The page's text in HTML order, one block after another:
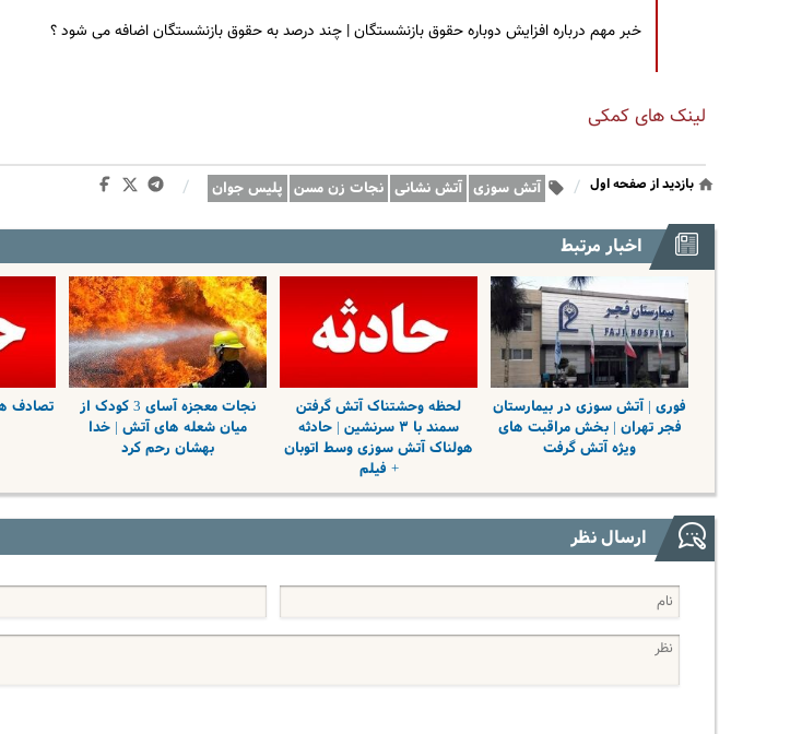
خبر مهم درباره افزایش دوباره حقوق بازنشستگان | چند درصد به حقوق بازنشستگان اضافه می شود ؟
لینک های کمکی
بازدید از صفحه اول / آتش سوزی آتش نشانی نجات زن مسن پلیس جوان /
اخبار مرتبط
فوری | آتش سوزی در بیمارستان
فجر تهران | بخش مراقبت های
ویژه آتش گرفت
لحظه وحشتناک آتش گرفتن
سمند با ۳ سرنشین | حادثه
هولناک آتش سوزی وسط اتوبان
+ فیلم
نجات معجزه آسای 3 کودک از
میان شعله های آتش | خدا
بهشان رحم کرد
ارسال نظر